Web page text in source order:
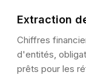
Extraction
Chiffres
d'entités,
prêts pour les